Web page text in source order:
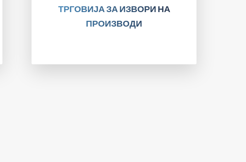
ТРГОВИЈА ЗА ИЗВОРИ НА
ПРОИЗВОДИ